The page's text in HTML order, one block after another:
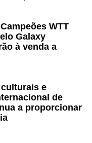
WTT
Galaxy
à venda a
e
de
a proporcionar